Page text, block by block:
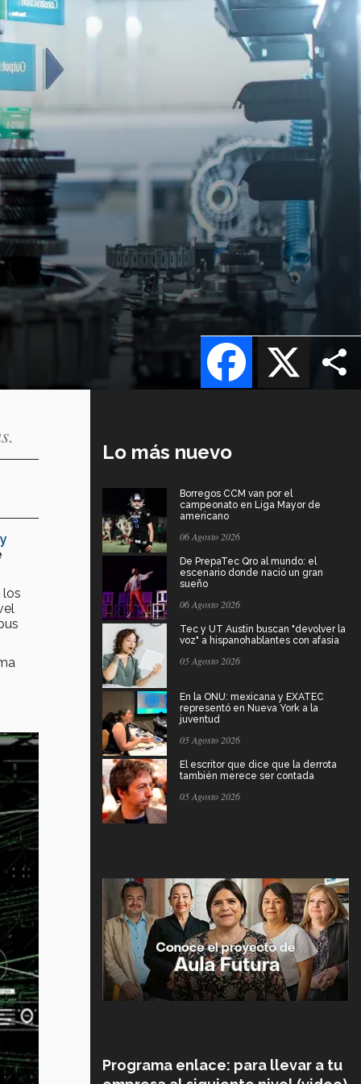
X
Facebook
los
Lo más nuevo
Borregos CCM van por el
campeonato en Liga Mayor de
americano
06 Agosto 2026
De PrepaTec Qro al mundo: el
escenario donde nació un gran
sueño
06 Agosto 2026
Tec y UT Austin buscan "devolver la
voz" a hispanohablantes con afasia
05 Agosto 2026
En la ONU: mexicana y EXATEC
representó en Nueva York a la
juventud
05 Agosto 2026
El escritor que dice que la derrota
también merece ser contada
05 Agosto 2026
Programa enlace: para llevar a tu